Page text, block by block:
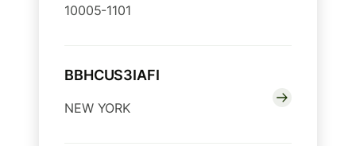
10005-1101
BBHCUS3IAFI
NEW YORK